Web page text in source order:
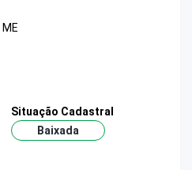
ME
Situação Cadastral
Baixada